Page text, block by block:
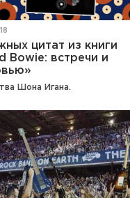
цитат из книги
Bowie: встречи и
Шона Игана.